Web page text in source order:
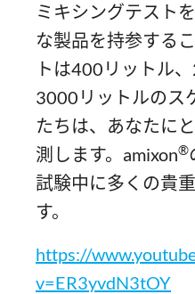
ミキシングテスト
な製品を持参する
トは400リットル
3000リットルのス
たちは、あなたに
測します。amixon®
試験中に多くの貴
す。
https://
v=ER3yvdN3tOY